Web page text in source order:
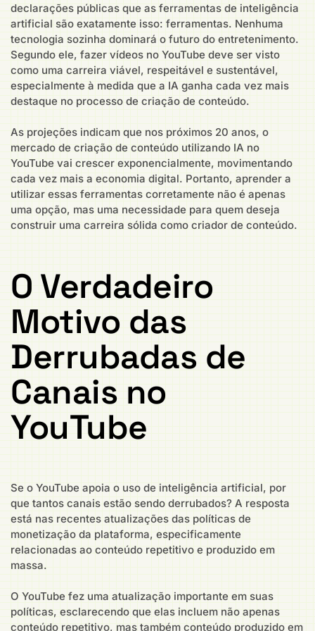
declarações públicas que as ferramentas de inteligência
artificial são exatamente isso: ferramentas. Nenhuma
tecnologia sozinha dominará o futuro do entretenimento.
Segundo ele, fazer vídeos no YouTube deve ser visto
como uma carreira viável, respeitável e sustentável,
especialmente à medida que a IA ganha cada vez mais
destaque no processo de criação de conteúdo.
As projeções indicam que nos próximos 20 anos, o
mercado de criação de conteúdo utilizando IA no
YouTube vai crescer exponencialmente, movimentando
cada vez mais a economia digital. Portanto, aprender a
utilizar essas ferramentas corretamente não é apenas
uma opção, mas uma necessidade para quem deseja
construir uma carreira sólida como criador de conteúdo.
O Verdadeiro
Motivo das
Derrubadas de
Canais no
YouTube
Se o YouTube apoia o uso de inteligência artificial, por
que tantos canais estão sendo derrubados? A resposta
está nas recentes atualizações das políticas de
monetização da plataforma, especificamente
relacionadas ao conteúdo repetitivo e produzido em
massa.
O YouTube fez uma atualização importante em suas
políticas, esclarecendo que elas incluem não apenas
conteúdo repetitivo, mas também conteúdo produzido em